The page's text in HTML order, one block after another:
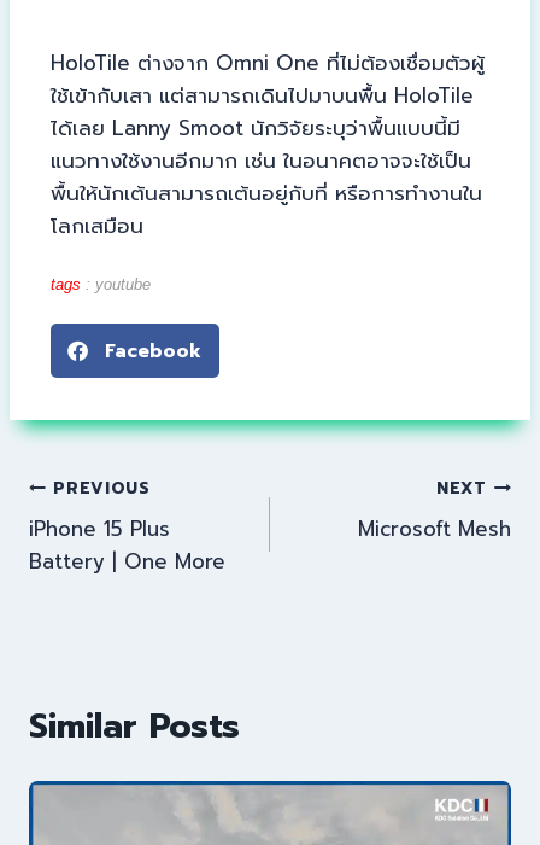
HoloTile ต่างจาก Omni One ที่ไม่ต้องเชื่อมตัวผู้
ใช้เข้ากับเสา แต่สามารถเดินไปมาบนพื้น HoloTile
ได้เลย Lanny Smoot นักวิจัยระบุว่าพื้นแบบนี้มี
แนวทางใช้งานอีกมาก เช่น ในอนาคตอาจจะใช้เป็น
พื้นให้นักเต้นสามารถเต้นอยู่กับที่ หรือการทำงานใน
โลกเสมือน
tags : youtube
Facebook
PREVIOUS
iPhone 15 Plus
Battery | One More
NEXT
Microsoft Mesh
Similar Posts